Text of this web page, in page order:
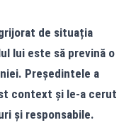
de situația
lui este să prevină o
Președintele a
context și le-a cerut
și responsabile.